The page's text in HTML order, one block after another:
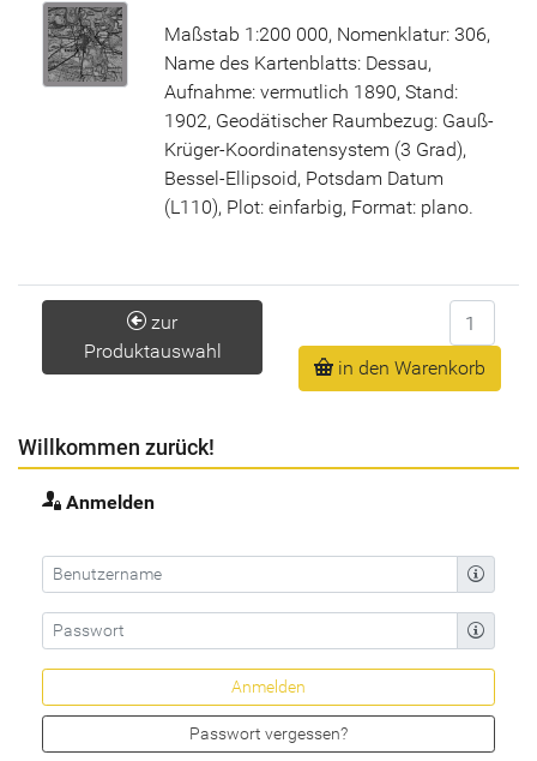
Maßstab 1:200 000, Nomenklatur: 306,
Name des Kartenblatts: Dessau,
Aufnahme: vermutlich 1890, Stand:
1902, Geodätischer Raumbezug: Gauß-
Krüger-Koordinatensystem (3 Grad),
Bessel-Ellipsoid, Potsdam Datum
(L110), Plot: einfarbig, Format: plano.
zur
Produktauswahl
Anzahl
in den Warenkorb
Willkommen zurück!
Anmelden
Passwort vergessen?